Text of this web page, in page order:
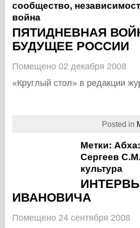
сообщество,
война
ПЯТИДНЕВНАЯ
БУДУЩЕЕ РОССИИ
Помещено 02 декабря 2008
«Круглый стол» в редакции
Posted in
Метки:
Сергеев С.М.
культура
ИВАНОВИЧА
Помещено 24 сентября 2008